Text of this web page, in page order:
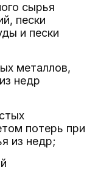
сырья
пески
и пески
металлов,
недр
потерь при
из недр;